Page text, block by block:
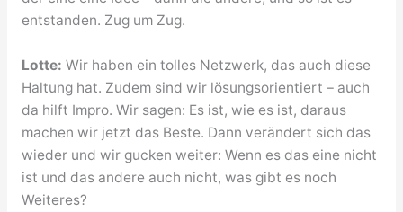
entstanden. Zug um Zug.
Lotte: Wir haben ein tolles Netzwerk, das auch diese
Haltung hat. Zudem sind wir lösungsorientiert – auch
da hilft Impro. Wir sagen: Es ist, wie es ist, daraus
machen wir jetzt das Beste. Dann verändert sich das
wieder und wir gucken weiter: Wenn es das eine nicht
ist und das andere auch nicht, was gibt es noch
Weiteres?